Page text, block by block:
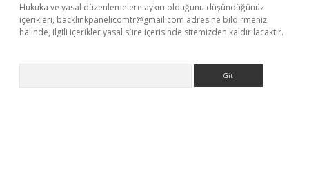
Hukuka ve yasal düzenlemelere aykırı olduğunu düşündüğünüz
içerikleri, backlinkpanelicomtr@gmail.com adresine bildirmeniz
halinde, ilgili içerikler yasal süre içerisinde sitemizden kaldırılacaktır.